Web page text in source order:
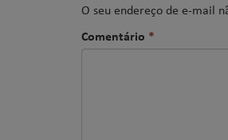
O seu endereço de e-mail
Comentário *